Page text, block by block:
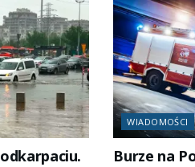
WIADOMOŚCI
Burze na